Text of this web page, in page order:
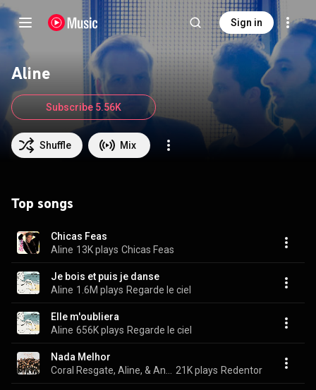
Sign in
Aline
Shuffle Mix
Subscribe 5.56K
Top songs
Chicas Feas
Aline 13K plays Chicas Feas
Je bois et puis je danse
Aline 1.6M plays Regarde le ciel
Elle m'oubliera
Aline 656K plays Regarde le ciel
Nada Melhor
21K plays Redentor